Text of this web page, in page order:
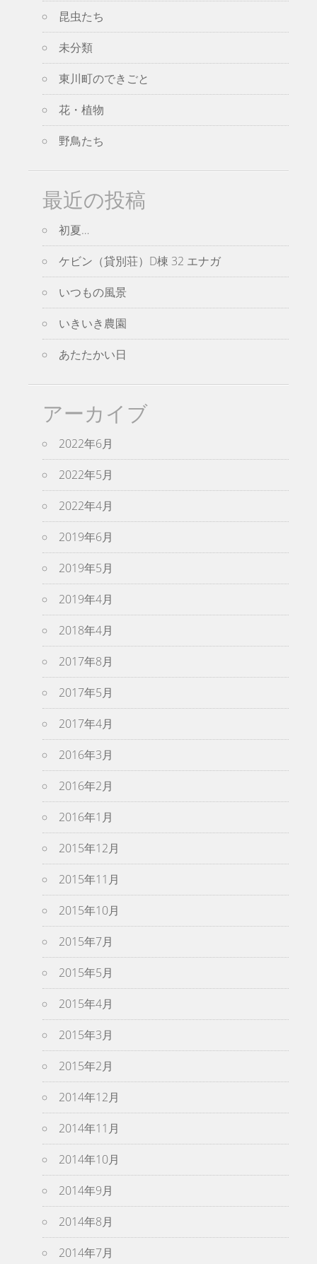
昆虫たち
未分類
東川町のできごと
花・植物
野鳥たち
最近の投稿
初夏…
ケビン（貸別荘）D棟 32 エナガ
いつもの風景
いきいき農園
あたたかい日
アーカイブ
2022年6月
2022年5月
2022年4月
2019年6月
2019年5月
2019年4月
2018年4月
2017年8月
2017年5月
2017年4月
2016年3月
2016年2月
2016年1月
2015年12月
2015年11月
2015年10月
2015年7月
2015年5月
2015年4月
2015年3月
2015年2月
2014年12月
2014年11月
2014年10月
2014年9月
2014年8月
2014年7月